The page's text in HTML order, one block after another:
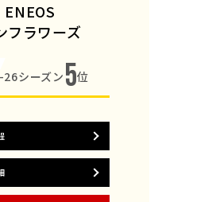
ENEOS
フラワーズ
シーズン 5位